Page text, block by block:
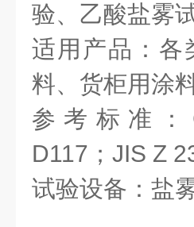
验、乙酸盐雾
适用产品：各
料、货柜用涂
参考标准：
D117；JIS Z
试验设备：盐